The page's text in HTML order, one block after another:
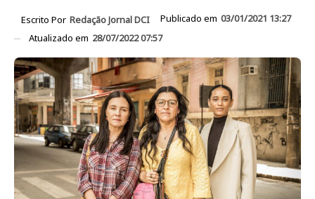
Escrito Por Redação Jornal DCI Publicado em 03/01/2021 13:27
Atualizado em 28/07/2022 07:57